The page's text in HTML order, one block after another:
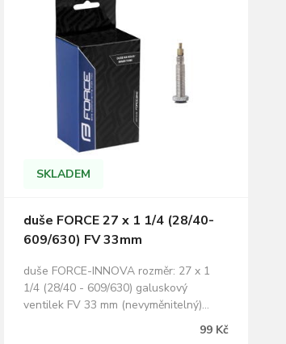
SKLADEM
duše FORCE 27 x 1 1/4 (28/40-
609/630) FV 33mm
duše FORCE-INNOVA rozměr: 27 x 1
1/4 (28/40 - 609/630) galuskový
ventilek FV 33 mm (nevyměnitelný)
99 Kč